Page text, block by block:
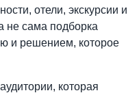
отели, экскурсии и
не сама подборка
и решением, которое
которая